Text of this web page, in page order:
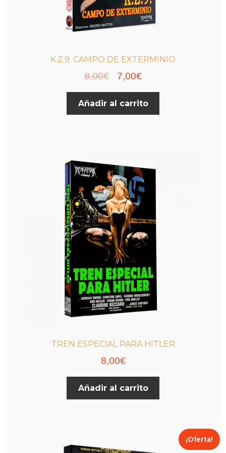
K.Z.9. CAMPO DE EXTERMINIO
8,00€
El
precio
original
7,00€El
precio
actual
Añadir al carrito
TREN ESPECIAL PARA HITLER
8,00€
Añadir al carrito
¡Oferta!